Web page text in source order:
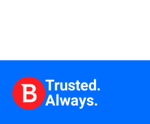
Trusted.
Always.